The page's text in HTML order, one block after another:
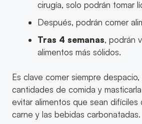
cirugía, solo podrán tomar
Después, podrán comer
Tras 4 semanas, podrán
alimentos más sólidos.
Es clave comer siempre
cantidades de comida y
evitar alimentos que sean difíciles
carne y las bebidas carbonatadas.